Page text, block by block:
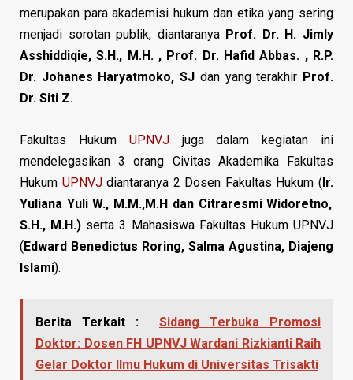
merupakan para akademisi hukum dan etika yang sering
menjadi sorotan publik, diantaranya Prof. Dr. H. Jimly
Asshiddiqie, S.H., M.H. , Prof. Dr. Hafid Abbas. , R.P.
Dr. Johanes Haryatmoko, SJ dan yang terakhir Prof.
Dr. Siti Z.
Fakultas Hukum UPNVJjuga dalam kegiatan ini
mendelegasikan 3 orang Civitas Akademika Fakultas
Hukum UPNVJdiantaranya 2 Dosen Fakultas Hukum (Ir.
Yuliana Yuli W., M.M.,M.H dan Citraresmi Widoretno,
S.H., M.H.) serta 3 Mahasiswa Fakultas Hukum UPNVJ
(Edward Benedictus Roring, Salma Agustina, Diajeng
Islami).
Berita Terkait :
Sidang Terbuka Promosi
Doktor: Dosen FH UPNVJ Wardani Rizkianti Raih
Gelar Doktor Ilmu Hukum di Universitas Trisakti